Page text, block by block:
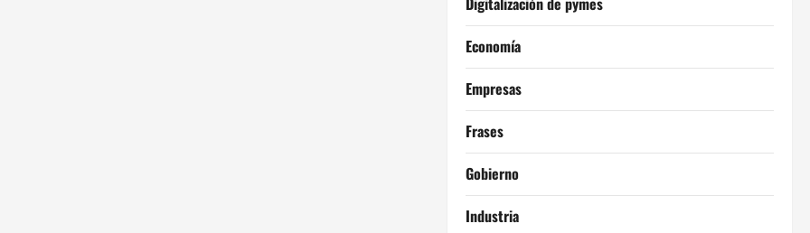
Economía
Empresas
Frases
Gobierno
Industria